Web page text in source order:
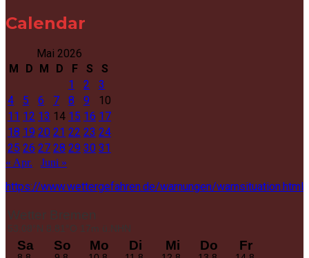
Calendar
Mai 2026
M
D M D F S
S
1
2
3
4
5 6 7 8 9
10
11 12 13 14 15 16 17
18 19 20 21 22 23 24
25 26 27 28 29 30 31
« Apr. Juni »
https://www.wettergefahren.de/warnungen/warnsituation.html